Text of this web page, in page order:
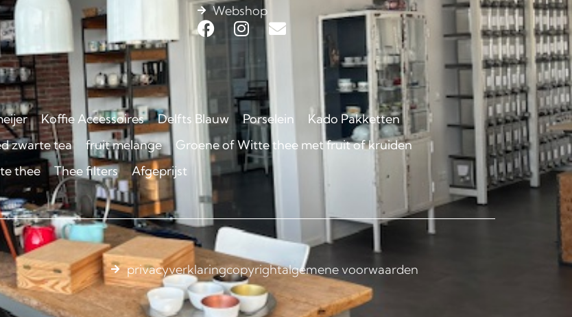
Webshop
Koffie Accessoires Delfts Blauw Porselein
Kado Pakketten
zwarte tea fruit melange
Groene of Witte thee met fruit of kruiden
thee Thee filters Afgeprijst
privacyverklaringcopyrightalgemene voorwaarden